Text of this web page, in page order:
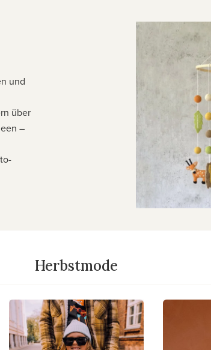
und
über
–
Herbstmode